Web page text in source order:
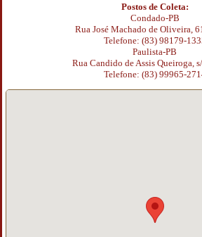
Postos de Coleta:
Condado-PB
Rua José Machado de Oliveira,
Telefone: (83) 98179-
Paulista-PB
Rua Candido de Assis Queiroga,
Telefone: (83) 99965-